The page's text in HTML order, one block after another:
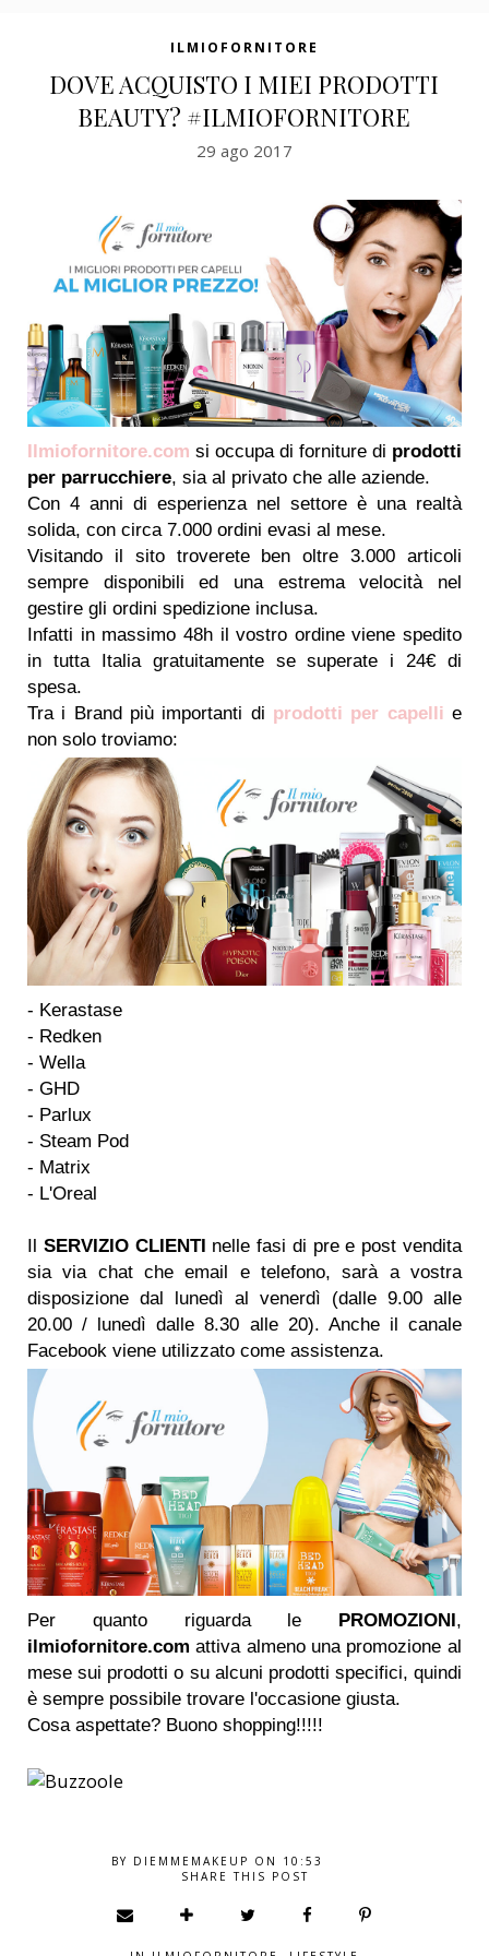
ILMIOFORNITORE
DOVE ACQUISTO I MIEI PRODOTTI
BEAUTY? #ILMIOFORNITORE
29 ago 2017
Ilmiofornitore.com si occupa di forniture di prodotti
per parrucchiere, sia al privato che alle aziende.
Con 4 anni di esperienza nel settore è una realtà
solida, con circa 7.000 ordini evasi al mese.
Visitando il sito troverete ben oltre 3.000 articoli
sempre disponibili ed una estrema velocità nel
gestire gli ordini spedizione inclusa.
Infatti in massimo 48h il vostro ordine viene spedito
in tutta Italia gratuitamente se superate i 24€ di
spesa.
Tra i Brand più importanti di prodotti per capelli e
non solo troviamo:
- Kerastase
- Redken
- Wella
- GHD
- Parlux
- Steam Pod
- Matrix
- L'Oreal
Il SERVIZIO CLIENTI nelle fasi di pre e post vendita
sia via chat che email e telefono, sarà a vostra
disposizione dal lunedì al venerdì (dalle 9.00 alle
20.00 / lunedì dalle 8.30 alle 20). Anche il canale
Facebook viene utilizzato come assistenza.
Per quanto riguarda le PROMOZIONI,
ilmiofornitore.com attiva almeno una promozione al
mese sui prodotti o su alcuni prodotti specifici, quindi
è sempre possibile trovare l'occasione giusta.
Cosa aspettate? Buono shopping!!!!!
BY DIEMMEMAKEUP ON 10:53
SHARE THIS POST